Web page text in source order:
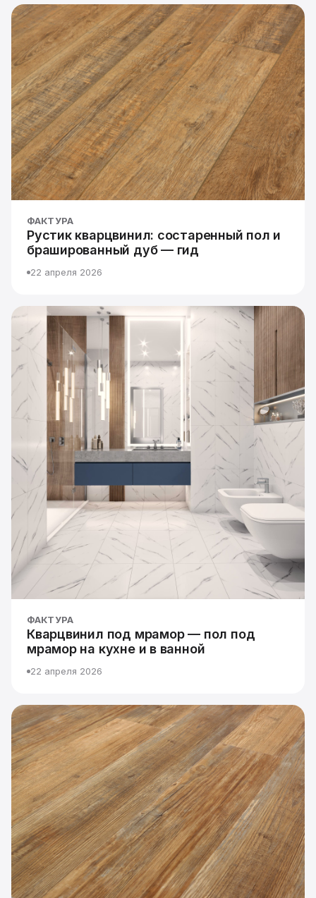
ФАКТУРА
Рустик кварцвинил: состаренный пол и
брашированный дуб — гид
22 апреля 2026
ФАКТУРА
Кварцвинил под мрамор — пол под
мрамор на кухне и в ванной
22 апреля 2026